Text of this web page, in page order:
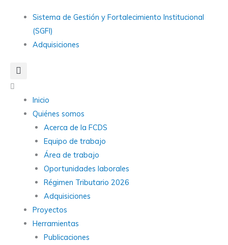
contenido
Main
Sistema de Gestión y Fortalecimiento Institucional
(SGFI)
Adquisiciones
Main
Menu
Inicio
Quiénes somos
Acerca de la FCDS
Equipo de trabajo
Área de trabajo
Oportunidades laborales
Régimen Tributario 2026
Adquisiciones
Proyectos
Herramientas
Publicaciones